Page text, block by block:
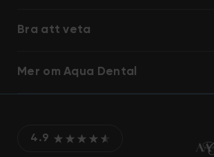
Bra att veta
Mer om Aqua Dental
4.9